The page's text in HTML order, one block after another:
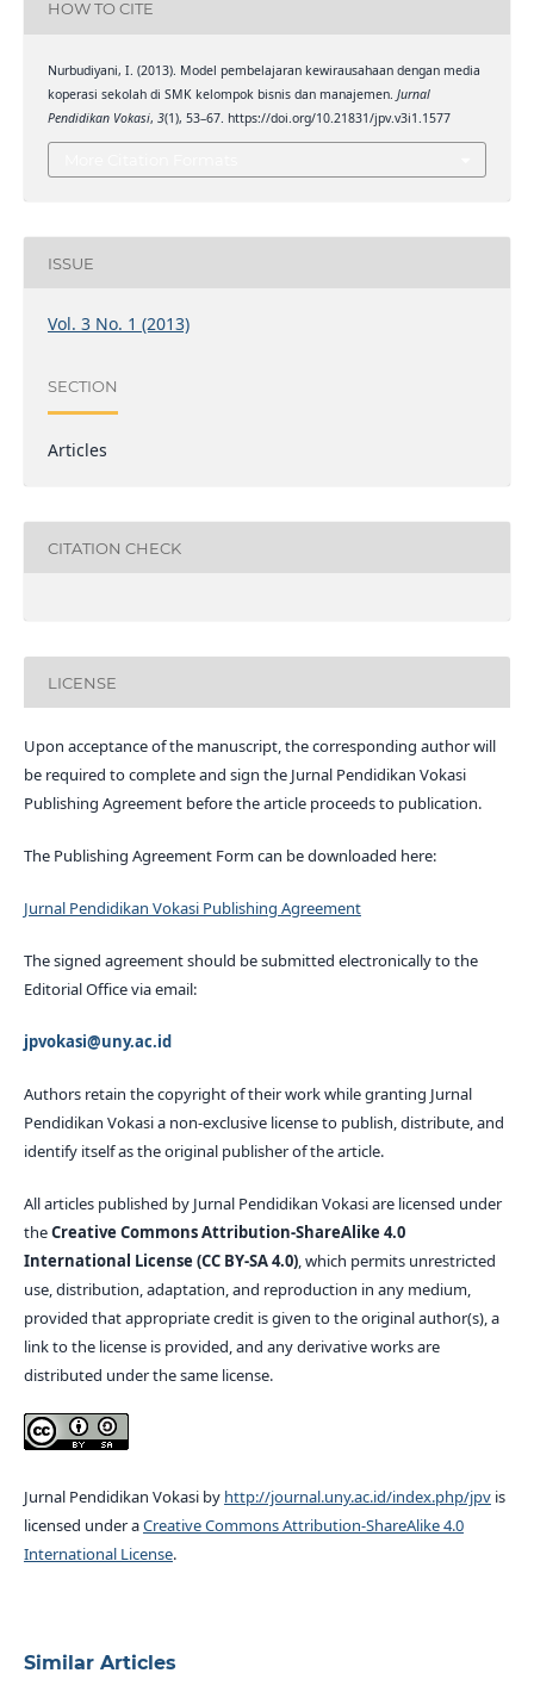
HOW TO CITE
Nurbudiyani, I. (2013). Model pembelajaran kewirausahaan dengan media
koperasi sekolah di SMK kelompok bisnis dan manajemen. Jurnal
Pendidikan Vokasi, 3(1), 53–67. https://doi.org/10.21831/jpv.v3i1.1577
ISSUE
Vol. 3 No. 1 (2013)
SECTION
Articles
CITATION CHECK
LICENSE
Upon acceptance of the manuscript, the corresponding author will
be required to complete and sign the Jurnal Pendidikan Vokasi
Publishing Agreement before the article proceeds to publication.
The Publishing Agreement Form can be downloaded here:
Jurnal Pendidikan Vokasi Publishing Agreement
The signed agreement should be submitted electronically to the
Editorial Office via email:
jpvokasi@uny.ac.id
Authors retain the copyright of their work while granting Jurnal
Pendidikan Vokasi a non-exclusive license to publish, distribute, and
identify itself as the original publisher of the article.
All articles published by Jurnal Pendidikan Vokasi are licensed under
theCreative Commons Attribution-ShareAlike 4.0
International License (CC BY-SA 4.0), which permits unrestricted
use, distribution, adaptation, and reproduction in any medium,
provided that appropriate credit is given to the original author(s), a
link to the license is provided, and any derivative works are
distributed under the same license.
Jurnal Pendidikan Vokasi by http://journal.uny.ac.id/index.php/jpvis
licensed under aCreative Commons Attribution-ShareAlike 4.0
International License.
Similar Articles